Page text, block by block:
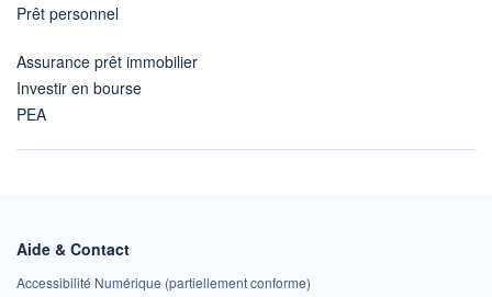
Prêt personnel
Assurance prêt immobilier
Investir en bourse
PEA
Aide & Contact
Accessibilité Numérique (partiellement conforme)